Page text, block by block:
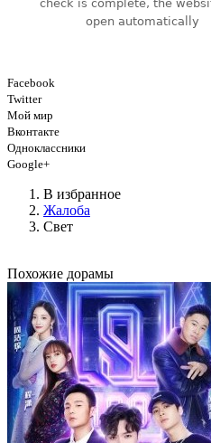
Facebook
Twitter
Мой мир
Вконтакте
Одноклассники
Google+
В избранное
Жалоба
Свет
Похожие дорамы